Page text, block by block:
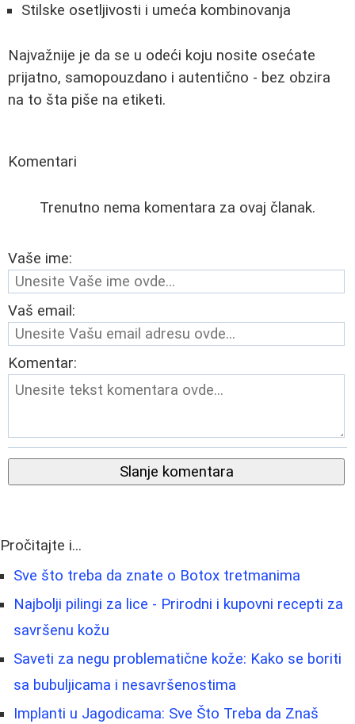
Stilske osetljivosti i umeća kombinovanja
Najvažnije je da se u odeći koju nosite osećate
prijatno, samopouzdano i autentično - bez obzira
na to šta piše na etiketi.
Komentari
Trenutno nema komentara za ovaj članak.
Vaše ime:
Vaš email:
Komentar:
Slanje komentara
Pročitajte i...
Sve što treba da znate o Botox tretmanima
Najbolji pilingi za lice - Prirodni i kupovni recepti za
savršenu kožu
Saveti za negu problematične kože: Kako se boriti
sa bubuljicama i nesavršenostima
Implanti u Jagodicama: Sve Što Treba da Znaš